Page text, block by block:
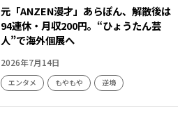
元「ANZEN漫才」あらぽん、解散後は
94連休・月収200円。“ひょうたん芸
人”で海外個展へ
2026年7月14日
エンタメ もやもや 逆境